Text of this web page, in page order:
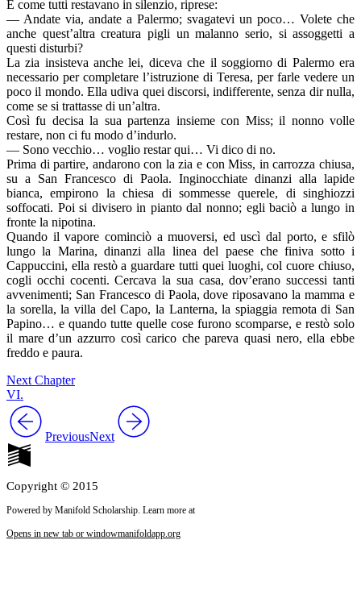
E come tutti restavano in silenzio, riprese:
— Andate via, andate a Palermo; svagatevi un poco… Volete che
anche quest’altra creatura pigli un malanno serio, si assoggetti a
questi disturbi?
La zia insisteva anche lei, diceva che il soggiorno di Palermo era
necessario per completare l’istruzione di Teresa, per farle vedere un
poco il mondo. Ella udiva quei discorsi, indifferente, senza dir nulla,
come se si trattasse di un’altra.
Così fu decisa la sua partenza insieme con Miss; il nonno volle
restare, non ci fu modo d’indurlo.
— Sono vecchio… voglio restar qui… Vi dico di no.
Prima di partire, andarono con la zia e con Miss, in carrozza chiusa,
su a San Francesco di Paola. Inginocchiate dinanzi alla lapide
bianca, empirono la chiesa di sommesse querele, di singhiozzi
soffocati. Poi si divisero in pianto dal nonno; egli baciò a lungo in
fronte la nipotina.
Quando il vapore cominciò a muoversi, ed uscì dal porto, e sfilò
lungo la Marina, dinanzi alla linea del paese che finiva sotto i
Cappuccini, ella restò a guardare tutti quei luoghi, col cuore chiuso,
cogli occhi cocenti. Cercava la sua casa, dov’erano successi tanti
avvenimenti; San Francesco di Paola, dove riposavano la mamma e
la sorella, la villa del Capo, la Lanterna, la spiaggia remota di San
Papino… e quando tutte quelle cose furono scomparse, e restò solo
il mare d’un azzurro così carico che pareva quasi nero, ella ebbe
freddo e paura.
Next Chapter
VI.
PreviousNext
Copyright © 2015
Powered by Manifold Scholarship. Learn more at
Opens in new tab or windowmanifoldapp.org